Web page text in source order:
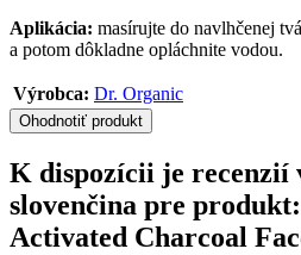
Aplikácia: masírujte do navlhčenej
a potom dôkladne opláchnite vodou.
Výrobca: Dr. Organic
Ohodnotiť produkt
K dispozícii je recenzií
slovenčina pre
Activated Charcoal